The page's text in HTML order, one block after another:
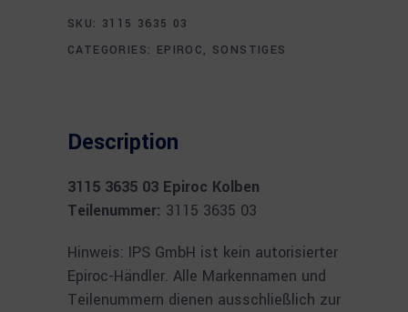
SKU: 3115 3635 03
CATEGORIES: EPIROC, SONSTIGES
Description
3115 3635 03 Epiroc Kolben
Teilenummer: 3115 3635 03
Hinweis: IPS GmbH ist kein autorisierter
Epiroc-Händler. Alle Markennamen und
Teilenummern dienen ausschließlich zur